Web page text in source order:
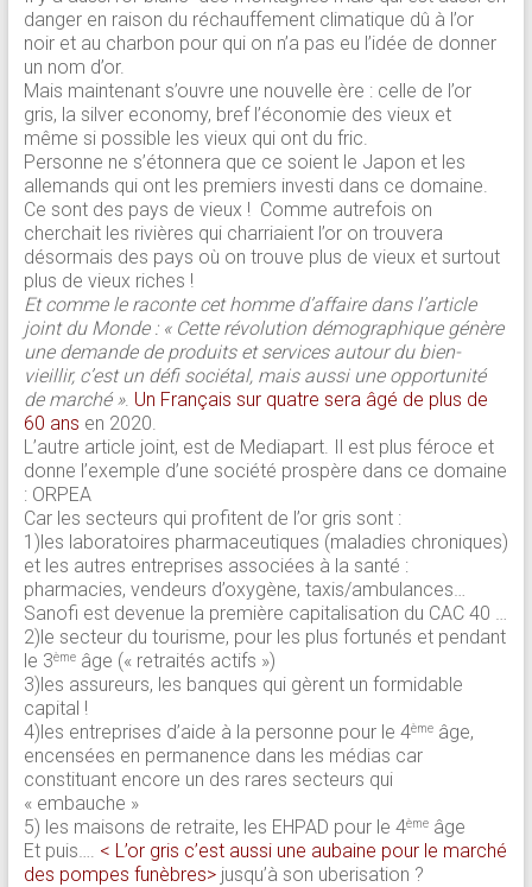
danger en raison du réchauffement climatique dû à l’or
noir et au charbon pour qui on n’a pas eu l’idée de donner
un nom d’or.
Mais maintenant s’ouvre une nouvelle ère : celle de l’or
gris, la silver economy, bref l’économie des vieux et
même si possible les vieux qui ont du fric.
Personne ne s’étonnera que ce soient le Japon et les
allemands qui ont les premiers investi dans ce domaine.
Ce sont des pays de vieux ! Comme autrefois on
cherchait les rivières qui charriaient l’or on trouvera
désormais des pays où on trouve plus de vieux et surtout
plus de vieux riches !
Et comme le raconte cet homme d’affaire dans l’article
joint du Monde : « Cette révolution démographique génère
une demande de produits et services autour du bien-
vieillir, c’est un défi sociétal, mais aussi une opportunité
de marché ». Un Français sur quatre sera âgé de plus de
60 ans en 2020.
L’autre article joint, est de Mediapart. Il est plus féroce et
donne l’exemple d’une société prospère dans ce domaine
: ORPEA
Car les secteurs qui profitent de l’or gris sont :
1)les laboratoires pharmaceutiques (maladies chroniques)
et les autres entreprises associées à la santé :
pharmacies, vendeurs d’oxygène, taxis/ambulances…
Sanofi est devenue la première capitalisation du CAC 40 …
2)le secteur du tourisme, pour les plus fortunés et pendant
le 3èmeâge (« retraités actifs »)
3)les assureurs, les banques qui gèrent un formidable
capital !
4)les entreprises d’aide à la personne pour le 4èmeâge,
encensées en permanence dans les médias car
constituant encore un des rares secteurs qui
« embauche »
5) les maisons de retraite, les EHPAD pour le 4èmeâge
Et puis…. < L’or gris c’est aussi une aubaine pour le marché
des pompes funèbres>jusqu’à son uberisation ?